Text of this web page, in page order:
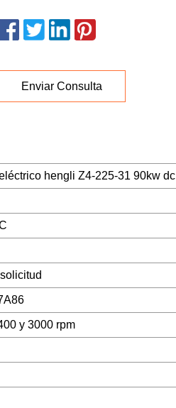
Enviar Consulta
hengli Z4-225-31 90kw dc
y 3000 rpm